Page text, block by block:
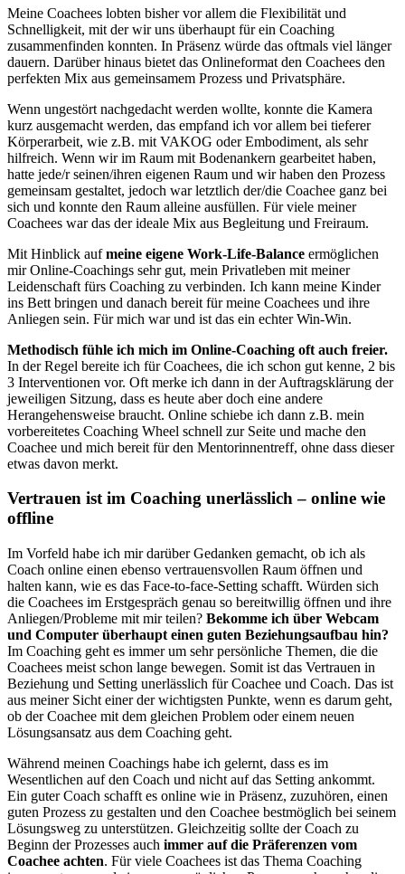
Meine Coachees lobten bisher vor allem die Flexibilität und
Schnelligkeit, mit der wir uns überhaupt für ein Coaching
zusammenfinden konnten. In Präsenz würde das oftmals viel länger
dauern. Darüber hinaus bietet das Onlineformat den Coachees den
perfekten Mix aus gemeinsamem Prozess und Privatsphäre.
Wenn ungestört nachgedacht werden wollte, konnte die Kamera
kurz ausgemacht werden, das empfand ich vor allem bei tieferer
Körperarbeit, wie z.B. mit VAKOG oder Embodiment, als sehr
hilfreich. Wenn wir im Raum mit Bodenankern gearbeitet haben,
hatte jede/r seinen/ihren eigenen Raum und wir haben den Prozess
gemeinsam gestaltet, jedoch war letztlich der/die Coachee ganz bei
sich und konnte den Raum alleine ausfüllen. Für viele meiner
Coachees war das der ideale Mix aus Begleitung und Freiraum.
Mit Hinblick aufmeine eigene Work-Life-Balance ermöglichen
mir Online-Coachings sehr gut, mein Privatleben mit meiner
Leidenschaft fürs Coaching zu verbinden. Ich kann meine Kinder
ins Bett bringen und danach bereit für meine Coachees und ihre
Anliegen sein. Für mich war und ist das ein echter Win-Win.
Methodisch fühle ich mich im Online-Coaching oft auch freier.
In der Regel bereite ich für Coachees, die ich schon gut kenne, 2 bis
3 Interventionen vor. Oft merke ich dann in der Auftragsklärung der
jeweiligen Sitzung, dass es heute aber doch eine andere
Herangehensweise braucht. Online schiebe ich dann z.B. mein
vorbereitetes Coaching Wheel schnell zur Seite und mache den
Coachee und mich bereit für den Mentorinnentreff, ohne dass dieser
etwas davon merkt.
Vertrauen ist im Coaching unerlässlich – online wie
offline
Im Vorfeld habe ich mir darüber Gedanken gemacht, ob ich als
Coach online einen ebenso vertrauensvollen Raum öffnen und
halten kann, wie es das Face-to-face-Setting schafft. Würden sich
die Coachees im Erstgespräch genau so bereitwillig öffnen und ihre
Anliegen/Probleme mit mir teilen? Bekomme ich über Webcam
und Computer überhaupt einen guten Beziehungsaufbau hin?
Im Coaching geht es immer um sehr persönliche Themen, die die
Coachees meist schon lange bewegen. Somit ist das Vertrauen in
Beziehung und Setting unerlässlich für Coachee und Coach. Das ist
aus meiner Sicht einer der wichtigsten Punkte, wenn es darum geht,
ob der Coachee mit dem gleichen Problem oder einem neuen
Lösungsansatz aus dem Coaching geht.
Während meinen Coachings habe ich gelernt, dass es im
Wesentlichen auf den Coach und nicht auf das Setting ankommt.
Ein guter Coach schafft es online wie in Präsenz, zuzuhören, einen
guten Prozess zu gestalten und den Coachee bestmöglich bei seinem
Lösungsweg zu unterstützen. Gleichzeitig sollte der Coach zu
Beginn der Prozesses auch immer auf die Präferenzen vom
Coachee achten. Für viele Coachees ist das Thema Coaching